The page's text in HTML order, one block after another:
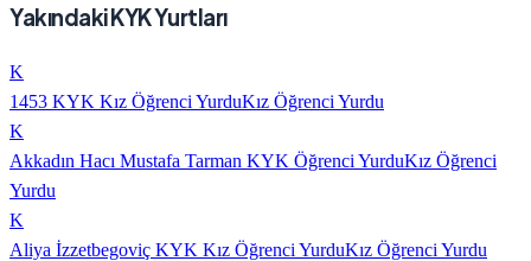
Yakındaki KYK Yurtları
K
1453 KYK Kız Öğrenci YurduKız Öğrenci Yurdu
K
Akkadın Hacı Mustafa Tarman KYK Öğrenci YurduKız Öğrenci
Yurdu
K
Aliya İzzetbegoviç KYK Kız Öğrenci YurduKız Öğrenci Yurdu